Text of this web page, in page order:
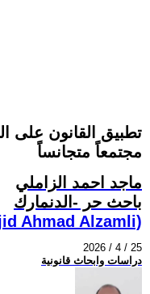
تطبيق القانون على
مجتمعاً متجانساً
ماجد احمد الزاملي
باحث حر -الدنمارك
Ahmad Alzamli)
2026 / 4 / 25
دراسات وابحاث قانونية